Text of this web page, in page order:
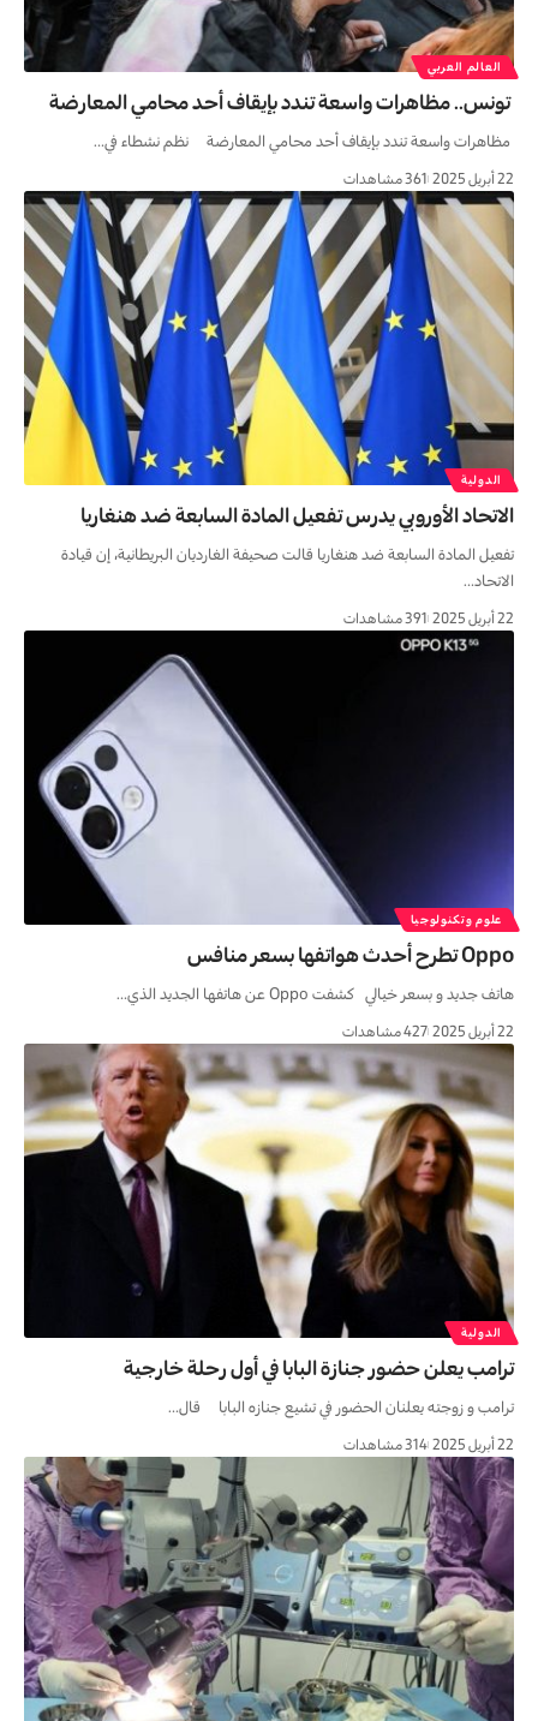
العالم العربي
تونس.. مظاهرات واسعة تندد بإيقاف أحد محامي المعارضة
مظاهرات واسعة تندد بإيقاف أحد محامي المعارضة نظم نشطاء في…
22 أبريل 2025 361 مشاهدات
الدولية
الاتحاد الأوروبي يدرس تفعيل المادة السابعة ضد هنغاريا
تفعيل المادة السابعة ضد هنغاريا قالت صحيفة الغارديان البريطانية، إن قيادة
الاتحاد…
22 أبريل 2025 391 مشاهدات
علوم وتكنولوجيا
Oppo تطرح أحدث هواتفها بسعر منافس
هاتف جديد و بسعر خيالي كشفت Oppo عن هاتفها الجديد الذي…
22 أبريل 2025 427 مشاهدات
الدولية
ترامب يعلن حضور جنازة البابا في أول رحلة خارجية
ترامب و زوجته يعلنان الحضور في تشيع جنازه البابا قال…
22 أبريل 2025 314 مشاهدات